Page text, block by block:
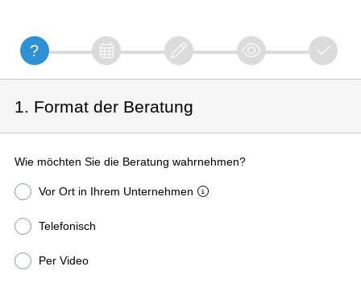
1. Format der Beratung
Wie möchten Sie die Beratung wahrnehmen?
Vor Ort in Ihrem Unternehmen
Telefonisch
Per Video